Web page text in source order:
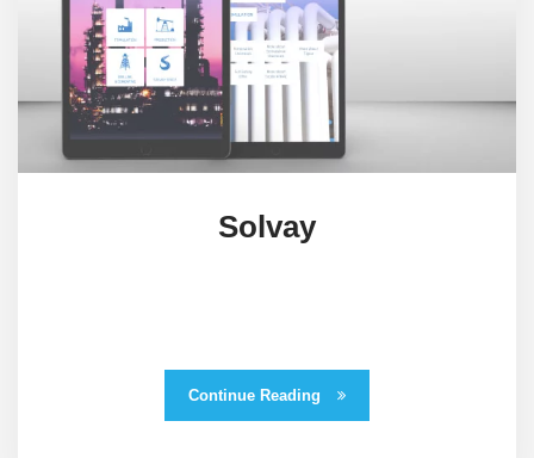
Solvay
Continue Reading